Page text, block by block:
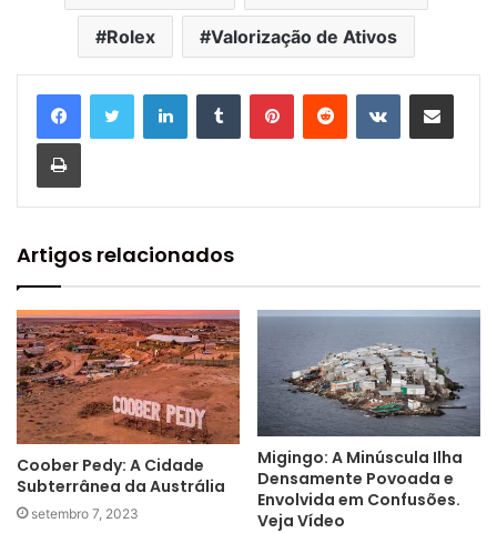
Rolex Valorização de Ativos
Artigos relacionados
Coober Pedy: A Cidade
Subterrânea da Austrália
setembro 7, 2023
Migingo: A Minúscula Ilha
Densamente Povoada e
Envolvida em Confusões.
Veja Vídeo